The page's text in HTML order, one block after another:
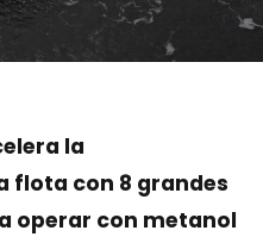
la
flota con 8 grandes
operar con metanol